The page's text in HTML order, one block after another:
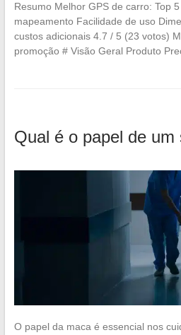
Resumo Melhor GPS de carro: Top
mapeamento Facilidade de uso
custos adicionais 4.7 / 5 (23 votos)
promoção # Visão Geral Produto
Qual é o papel de um
O papel da maca é essencial nos